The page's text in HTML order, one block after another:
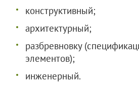
конструктивный;
архитектурный;
разбревновку
элементов);
инженерный.